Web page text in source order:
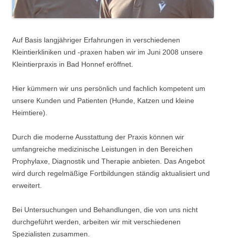
Auf Basis langjähriger Erfahrungen in verschiedenen
Kleintierkliniken und -praxen haben wir im Juni 2008 unsere
Kleintierpraxis in Bad Honnef eröffnet.
Hier kümmern wir uns persönlich und fachlich kompetent um
unsere Kunden und Patienten (Hunde, Katzen und kleine
Heimtiere).
Durch die moderne Ausstattung der Praxis können wir
umfangreiche medizinische Leistungen in den Bereichen
Prophylaxe, Diagnostik und Therapie anbieten. Das Angebot
wird durch regelmäßige Fortbildungen ständig aktualisiert und
erweitert.
Bei Untersuchungen und Behandlungen, die von uns nicht
durchgeführt werden, arbeiten wir mit verschiedenen
Spezialisten zusammen.